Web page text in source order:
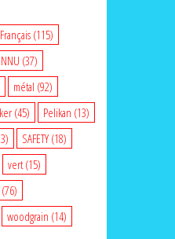
Français(115)
(37)
métal (92)
(45) Pelikan (13)
SAFETY(18)
vert(15)
(76)
woodgrain (14)